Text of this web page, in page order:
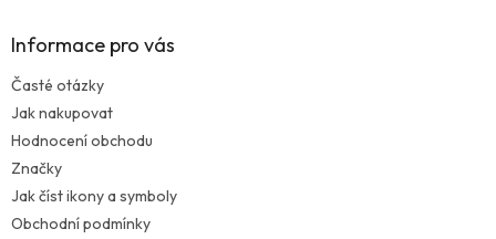
Informace pro vás
Časté otázky
Jak nakupovat
Hodnocení obchodu
Značky
Jak číst ikony a symboly
Obchodní podmínky